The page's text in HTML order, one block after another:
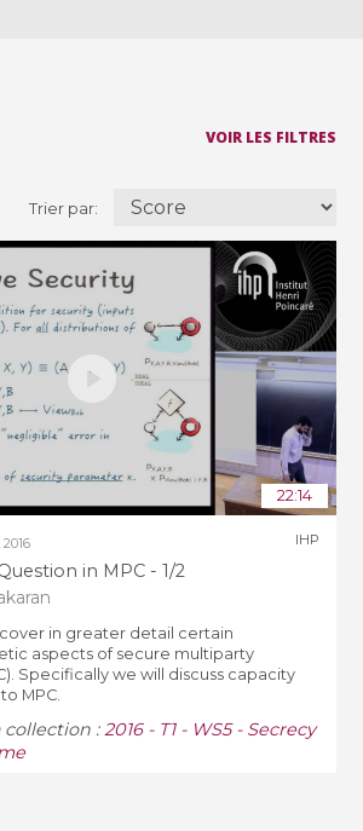
VOIR LES FILTRES
Trier par:
22:14
in MPC - 1/2
IHP
in greater detail certain
aspects of secure multiparty
Specifically we will discuss capacity
MPC.
collection :2016 - T1 - WS5 - Secrecy